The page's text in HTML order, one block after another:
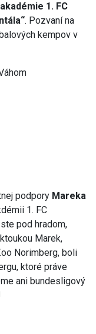
1. FC
. Pozvaní na
kempov v
podpory Mareka
1. FC
pod hradom,
Marek,
Norimberg, boli
ktoré práve
ani bundesligový